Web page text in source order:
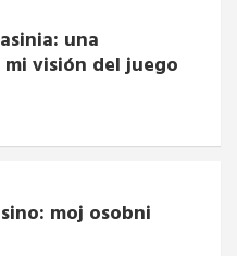
una
visión del juego
moj osobni